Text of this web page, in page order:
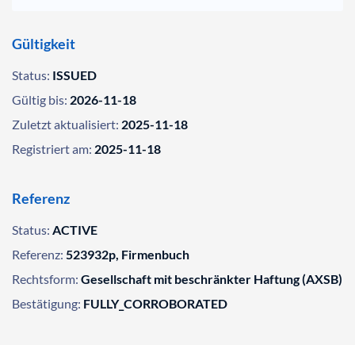
Gültigkeit
Status: ISSUED
Gültig bis: 2026-11-18
Zuletzt aktualisiert: 2025-11-18
Registriert am: 2025-11-18
Referenz
Status: ACTIVE
Referenz: 523932p, Firmenbuch
Rechtsform: Gesellschaft mit beschränkter Haftung (AXSB)
Bestätigung: FULLY_CORROBORATED